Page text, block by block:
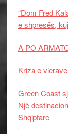
“Dom Fred
e shpresës,
A PO
Kriza e
Green Coast
Një
Shqiptare